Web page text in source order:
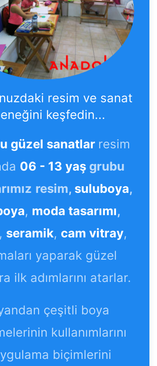
resim ve sanat
keşfedin...
güzel sanatlar resim
06 - 13 yaş grubu
resim, suluboya,
, moda tasarımı,
, seramik, cam vitray,
yaparak güzel
ilk adımlarını atarlar.
çeşitli boya
kullanımlarını
biçimlerini